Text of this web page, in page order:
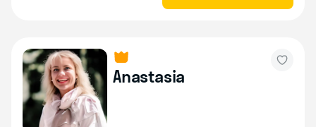
Anastasia